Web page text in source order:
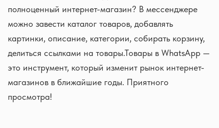
полноценный интернет-магазин? В мессенджере
можно завести каталог товаров, добавлять
картинки, описание, категории, собирать корзину,
делиться ссылками на товары.Товары в WhatsApp —
это инструмент, который изменит рынок интернет-
магазинов в ближайшие годы. Приятного
просмотра!